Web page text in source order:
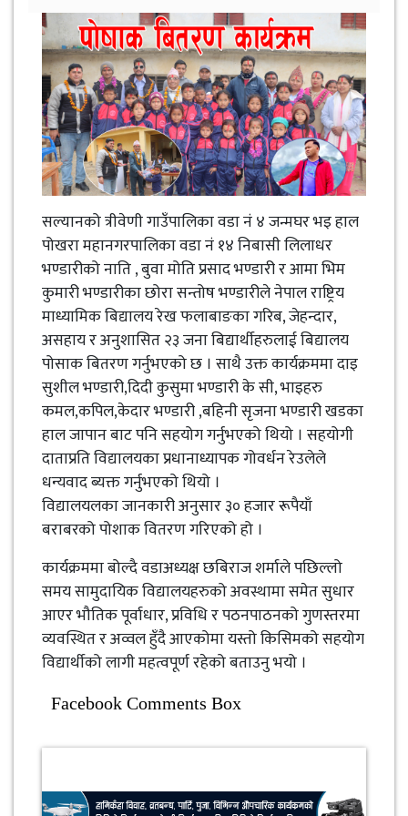
सल्यानको त्रीवेणी गाउँपालिका वडा नं ४ जन्मघर भइ हाल
पोखरा महानगरपालिका वडा नं १४ निबासी लिलाधर
भण्डारीको नाति , बुवा मोति प्रसाद भण्डारी र आमा भिम
कुमारी भण्डारीका छोरा सन्तोष भण्डारीले नेपाल राष्ट्रिय
माध्यामिक बिद्यालय रेख फलाबाङका गरिब, जेहन्दार,
असहाय र अनुशासित २३ जना बिद्यार्थीहरुलाई बिद्यालय
पोसाक बितरण गर्नुभएको छ । साथै उक्त कार्यक्रममा दाइ
सुशील भण्डारी,दिदी कुसुमा भण्डारी के सी, भाइहरु
कमल,कपिल,केदार भण्डारी ,बहिनी सृजना भण्डारी खडका
हाल जापान बाट पनि सहयोग गर्नुभएको थियो । सहयोगी
दाताप्रति विद्यालयका प्रधानाध्यापक गोवर्धन रेउलेले
धन्यवाद ब्यक्त गर्नुभएको थियो ।
विद्यालयलका जानकारी अनुसार ३० हजार रूपैयाँ
बराबरको पोशाक वितरण गरिएको हो ।
कार्यक्रममा बोल्दै वडाअध्यक्ष छबिराज शर्माले पछिल्लो
समय सामुदायिक विद्यालयहरुको अवस्थामा समेत सुधार
आएर भौतिक पूर्वाधार, प्रविधि र पठनपाठनको गुणस्तरमा
व्यवस्थित र अव्वल हुँदै आएकोमा यस्तो किसिमको सहयोग
विद्यार्थीको लागी महत्वपूर्ण रहेको बताउनु भयो ।
Facebook Comments Box